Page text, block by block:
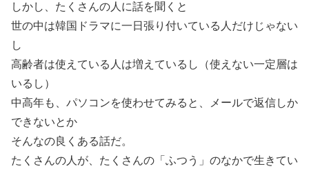
しかし、たくさんの人に話を聞くと
世の中は韓国ドラマに一日張り付いている人だけじゃない
し
高齢者は使えている人は増えているし（使えない一定層は
いるし）
中高年も、パソコンを使わせてみると、メールで返信しか
できないとか
そんなの良くある話だ。
たくさんの人が、たくさんの「ふつう」のなかで生きてい